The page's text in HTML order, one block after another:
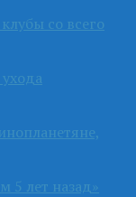
со всего
лет назад»